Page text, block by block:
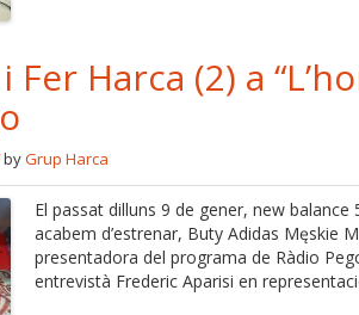
Fer Harca (2) a
byGrup Harca
El passat dilluns 9 de gener, new balance
acabem d’estrenar, Buty Adidas Męskie
presentadora del programa de Ràdio
entrevistà Frederic Aparisi en